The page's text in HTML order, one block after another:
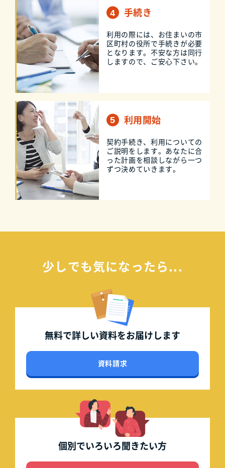
手続き
利用の際には、お住まいの市
区町村の役所で手続きが必要
となります。不安な方は同行
しますので、ご安心下さい。
利用開始
契約手続き、利用についての
ご説明をします。あなたに合
った計画を相談しながら一つ
ずつ決めていきます。
少しでも気になったら...
無料で詳しい資料をお届けします
資料請求
個別でいろいろ聞きたい方